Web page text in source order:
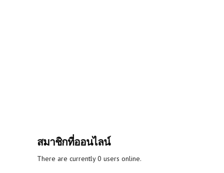
สมาชิกที่ออนไลน์
There are currently 0 users online.